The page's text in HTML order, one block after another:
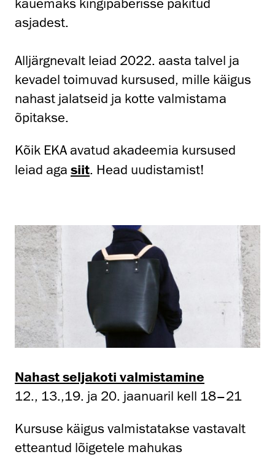
kauemaks kingipaberisse pakitud
asjadest.
Alljärgnevalt leiad 2022. aasta talvel ja
kevadel toimuvad kursused, mille käigus
nahast jalatseid ja kotte valmistama
õpitakse.
Kõik EKA avatud akadeemia kursused
leiad aga siit. Head uudistamist!
Nahast seljakoti valmistamine
12., 13.,19. ja 20. jaanuaril kell 18–21
Kursuse käigus valmistatakse vastavalt
etteantud lõigetele mahukas